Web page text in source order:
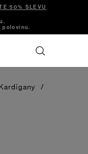
50% SLEVU
polovinu.
Kardigany
/